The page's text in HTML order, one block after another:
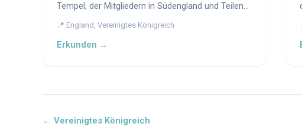
Tempel, der Mitgliedern in Südengland und Teilen
📍 England, Vereinigtes Königreich
Erkunden →
← Vereinigtes Königreich